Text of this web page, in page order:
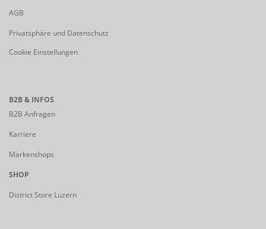
AGB
Privatsphäre und Datenschutz
Cookie Einstellungen
B2B & INFOS
B2B Anfragen
Karriere
Markenshops
SHOP
District Store Luzern